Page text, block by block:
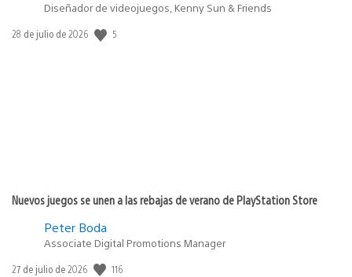
Diseñador de videojuegos, Kenny Sun & Friends
Fecha
28 de julio de 2026 5
Nuevos juegos se unen a las rebajas de verano de PlayStation Store
Peter Boda
Associate Digital Promotions Manager
Fecha
27 de julio de 2026 116